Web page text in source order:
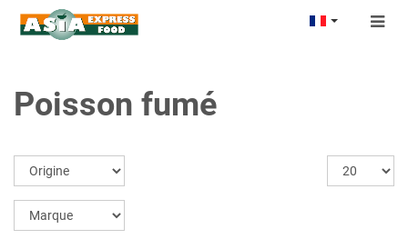
Poisson fumé